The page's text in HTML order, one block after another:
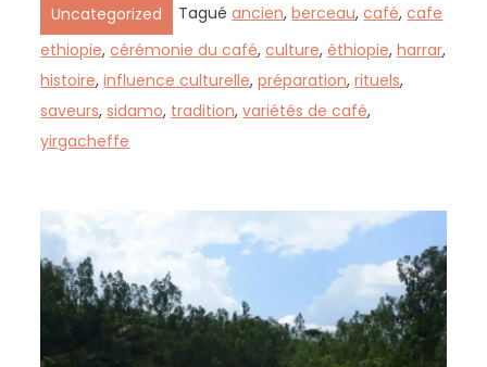
Uncategorized Taguéancien,berceau,café,cafe
ethiopie,cérémonie du café,culture,éthiopie,harrar,
histoire,influence culturelle,préparation,rituels,
saveurs,sidamo, tradition,variétés de café,
yirgacheffe